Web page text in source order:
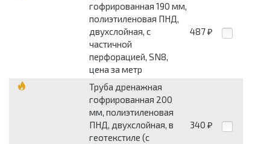
гофрированная 190 мм,
полиэтиленовая ПНД,
двухслойная, с
частичной
перфорацией, SN8,
цена за метр
487 ₽
Труба дренажная
гофрированная 200
мм, полиэтиленовая
ПНД, двухслойная, в
геотекстиле (с
340 ₽